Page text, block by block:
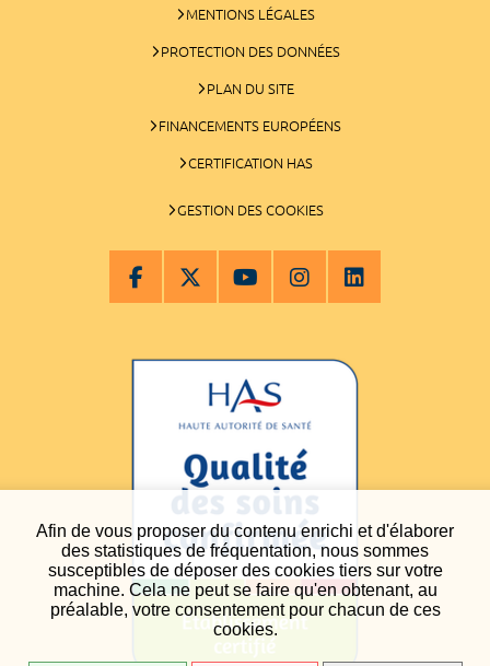
Afin de vous proposer du contenu enrichi et d'élaborer
des statistiques de fréquentation, nous sommes
susceptibles de déposer des cookies tiers sur votre
machine. Cela ne peut se faire qu'en obtenant, au
préalable, votre consentement pour chacun de ces
cookies.
MENTIONS LÉGALES
PROTECTION DES DONNÉES
PLAN DU SITE
FINANCEMENTS EUROPÉENS
CERTIFICATION HAS
GESTION DES COOKIES